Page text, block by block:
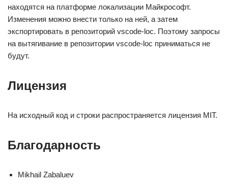
находятся на платформе локализации Майкрософт.
Изменения можно внести только на ней, а затем
экспортировать в репозиторий vscode-loc. Поэтому запросы
на вытягивание в репозитории vscode-loc приниматься не
будут.
Лицензия
На исходный код и строки распространяется лицензия MIT.
Благодарность
Mikhail Zabaluev